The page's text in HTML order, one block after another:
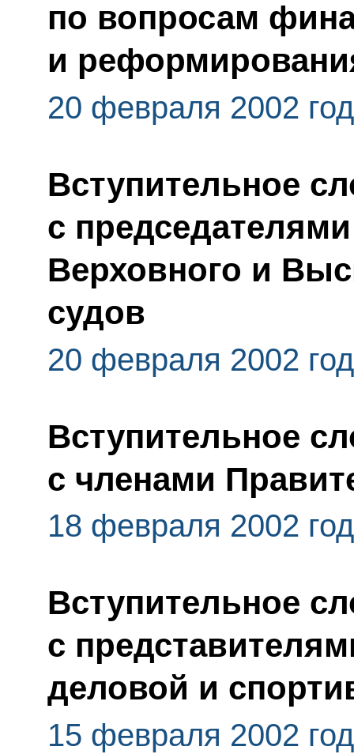
по вопросам
и
20 февраля 2002
Вступительное
с
Верховного и
судов
20 февраля 2002
Вступительное
с членами
18 февраля 2002
Вступительное
с
деловой и
15 февраля 2002